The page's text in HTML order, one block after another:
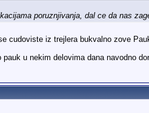
poruznjivanja, dal ce da nas
cudoviste iz trejlera bukvalno zove
u nekim delovima dana navodno